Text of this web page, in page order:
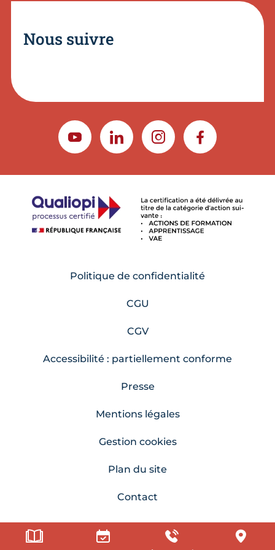
Nous suivre
YOUTUBELINKEDININSTAGRAMFACEBOOK
Politique de confidentialité
CGU
CGV
Accessibilité : partiellement conforme
Presse
Mentions légales
Gestion cookies
Plan du site
Contact